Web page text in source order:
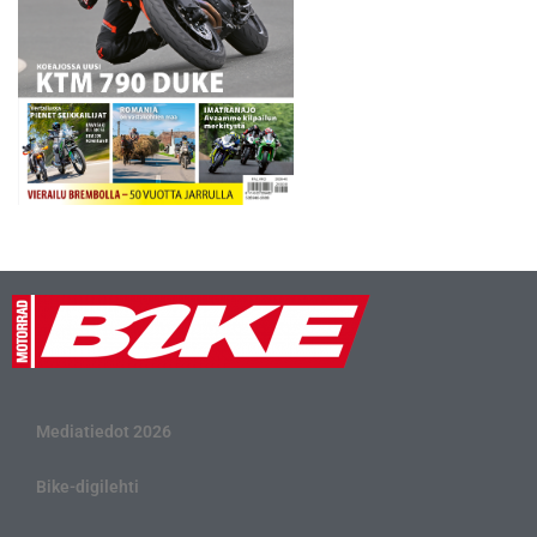
Mediatiedot 2026
Bike-digilehti